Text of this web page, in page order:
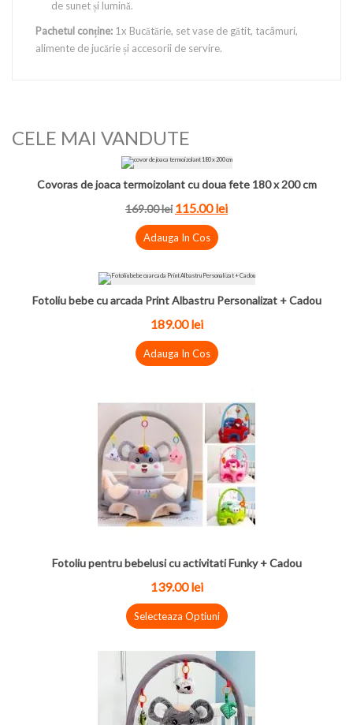
de sunet și lumină.
Pachetul conține: 1x Bucătărie, set vase de gătit, tacâmuri,
alimente de jucărie și accesorii de servire.
CELE MAI VANDUTE
Covoras de joaca termoizolant cu doua fete 180 x 200 cm
169.00 lei 115.00 lei
Adauga In Cos
Fotoliu bebe cu arcada Print Albastru Personalizat + Cadou
189.00 lei
Adauga In Cos
Fotoliu pentru bebelusi cu activitati Funky + Cadou
139.00 lei
Selecteaza Optiuni